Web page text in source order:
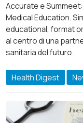
Accurate e
Medical Education.
educational, format
al centro di una
sanitaria del futuro.
Health Digest